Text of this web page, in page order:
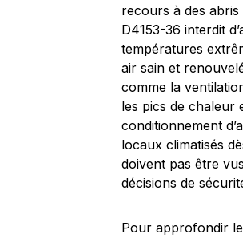
recours à des
D4153-36 interdit
températures
air sain et
comme la
les pics de chaleur
conditionnement
locaux climatisés
doivent pas être
décisions de
Pour approfondir